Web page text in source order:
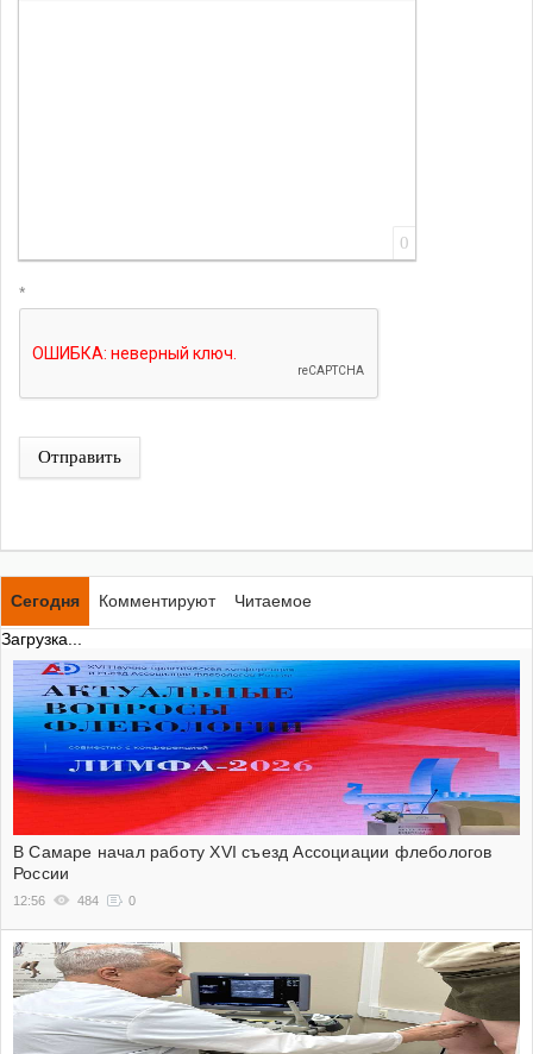
0
*
Отправить
Сегодня Комментируют
Читаемое
Загрузка...
В Самаре начал работу XVI съезд Ассоциации флебологов
России
12:56 484 0